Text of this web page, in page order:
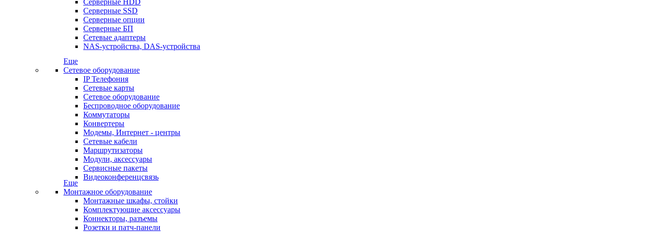
Серверные HDD
Серверные SSD
Серверные опции
Серверные БП
Сетевые адаптеры
NAS-устройства, DAS-устройства
Еще
Сетевое оборудование
IP Телефония
Сетевые карты
Сетевое оборудование
Беспроводное оборудование
Коммутаторы
Конвертеры
Модемы, Интернет - центры
Сетевые кабели
Маршрутизаторы
Модули, аксессуары
Сервисные пакеты
Видеоконференцсвязь
Еще
Монтажное оборудование
Монтажные шкафы, стойки
Комплектующие аксессуары
Коннекторы, разъемы
Розетки и патч-панели